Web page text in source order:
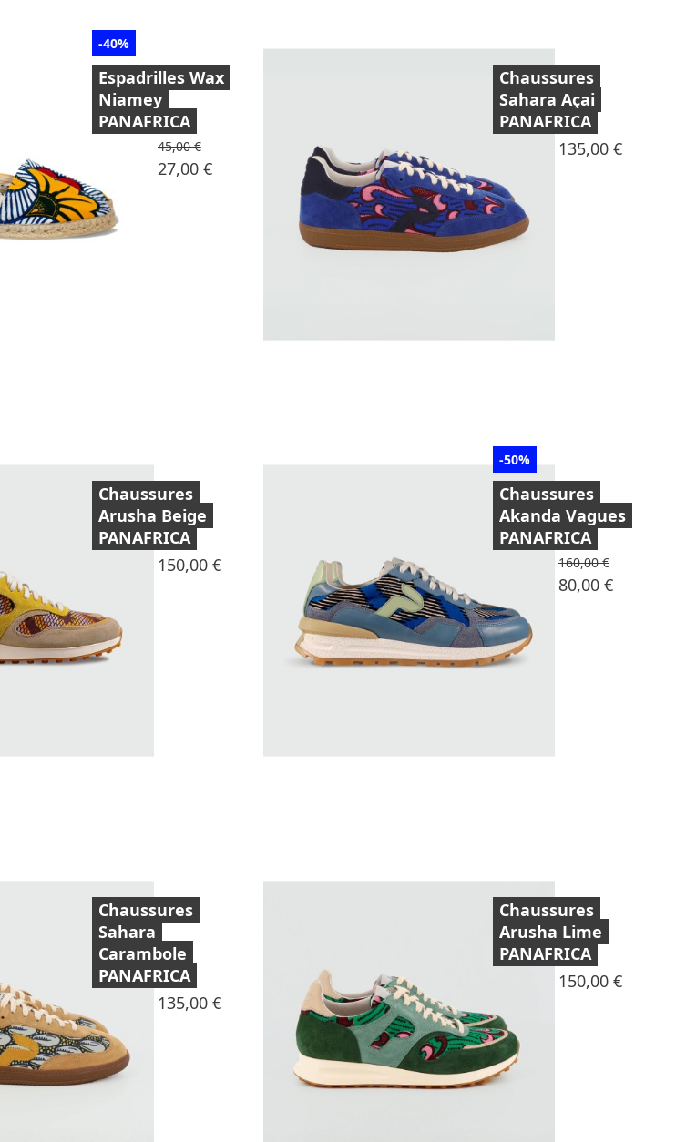
-40%
Espadrilles Wax
Niamey
PANAFRICA
Prix de base
45,00 €Prix
27,00 €
Chaussures
Sahara Açai
PANAFRICA
Prix
135,00 €
Chaussures
Arusha Beige
PANAFRICA
Prix
150,00 €
-50%
Chaussures
Akanda Vagues
PANAFRICA
Prix de base
160,00 €Prix
80,00 €
Chaussures
Sahara
Carambole
PANAFRICA
Prix
135,00 €
Chaussures
Arusha Lime
PANAFRICA
Prix
150,00 €